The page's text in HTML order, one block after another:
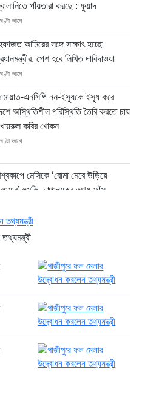
পাঁয়তারা করছে : ফুয়াদ
আগে
আমিরের সঙ্গে সাক্ষাৎ হচ্ছে
পেশ হবে লিখিত দাবিদাওয়া
আগে
এনসিপি নন-ইস্যুকে ইস্যু করে
অস্থিতিশীল পরিস্থিতি তৈরি করতে চায়
কবির খোকন
আগে
মেসিকে ‘বোমা মেরে উড়িয়ে
হুমকি, চাঞ্চল্যকর তথ্য ফাঁস
অধিকার নিশ্চিত না হওয়া পর্যন্ত
শেষ হবে না: জামায়াত আমির
দেশ ওপরে উঠতে থাকলেই পেছনে ঠেলে
চক্রান্ত হয়: ফখরুল
আগে
ডা. শফিকুর রহমান: রাশেদ খাঁন